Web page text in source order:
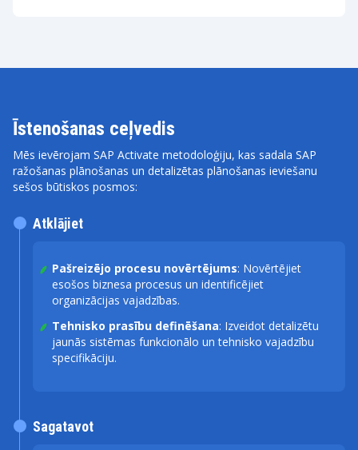
Īstenošanas ceļvedis
Mēs ievērojam SAP Activate metodoloģiju, kas sadala SAP
ražošanas plānošanas un detalizētas plānošanas ieviešanu
sešos būtiskos posmos:
Pašreizējo procesu novērtējums: Novērtējiet
esošos biznesa procesus un identificējiet
organizācijas vajadzības.
Tehnisko prasību definēšana: Izveidot detalizētu
jaunās sistēmas funkcionālo un tehnisko vajadzību
specifikāciju.
Atklājiet
Sagatavot